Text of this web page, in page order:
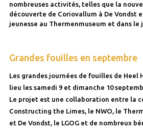
nombreuses activités, telles que la
découverte de Coriovallum à De Vondst
jeunesse au Thermenmuseum et dans le
Grandes fouilles en septembre
Les grandes journées de fouilles de Heel
lieu les samedi 9 et dimanche 10
Le projet est une collaboration entre la
Constructing the Limes, le NWO, le
et De Vondst, le LGOG et de nombreux